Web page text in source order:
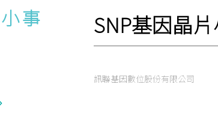
事 SNP基因晶
訊聯基因數位股份有限公司